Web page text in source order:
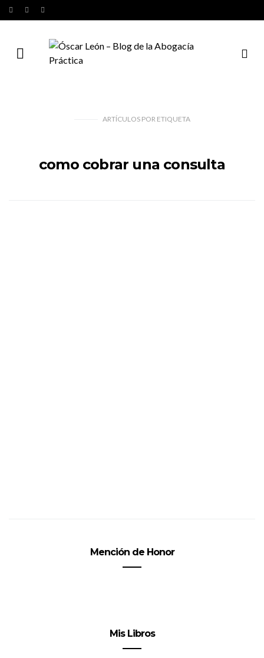
ARTÍCULOS PORETIQUETA
como cobrar una consulta
Mención de Honor
Mis Libros